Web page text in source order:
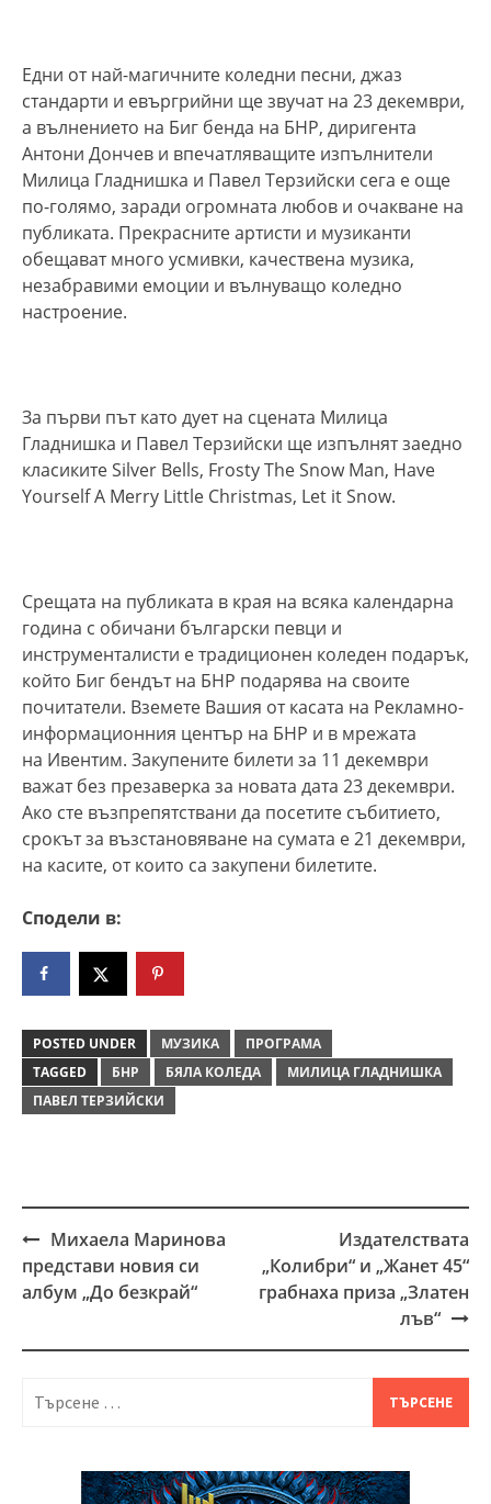
Едни от най-магичните коледни песни, джаз
стандарти и евъргрийни ще звучат на 23 декември,
а вълнението на Биг бенда на БНР, диригента
Антони Дончев и впечатляващите изпълнители
Милица Гладнишка и Павел Терзийски сега е още
по-голямо, заради огромната любов и очакване на
публиката. Прекрасните артисти и музиканти
обещават много усмивки, качествена музика,
незабравими емоции и вълнуващо коледно
настроение.
За първи път като дует на сцената Милица
Гладнишка и Павел Терзийски ще изпълнят заедно
класиките Silver Bells, Frosty The Snow Man, Have
Yourself A Merry Little Christmas, Let it Snow.
Срещата на публиката в края на всяка календарна
година с обичани български певци и
инструменталисти е традиционен коледен подарък,
който Биг бендът на БНР подарява на своите
почитатели. Вземете Вашия от касата на Рекламно-
информационния център на БНР и в мрежата
на Ивентим. Закупените билети за 11 декември
важат без презаверка за новата дата 23 декември.
Ако сте възпрепятствани да посетите събитието,
срокът за възстановяване на сумата е 21 декември,
на касите, от които са закупени билетите.
Сподели в:
POSTED UNDER МУЗИКА
ПРОГРАМА
TAGGED
БНР БЯЛА КОЛЕДА
МИЛИЦА ГЛАДНИШКА
ПАВЕЛ ТЕРЗИЙСКИ
Post
navigation
Михаела Маринова
представи новия си
албум „До безкрай“
Издателствата
„Колибри“ и „Жанет 45“
грабнаха приза „Златен
лъв“
Търсене